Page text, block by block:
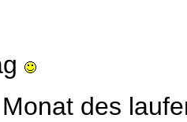
des